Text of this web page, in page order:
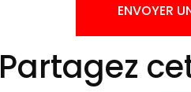
ENVOYER
Partagez